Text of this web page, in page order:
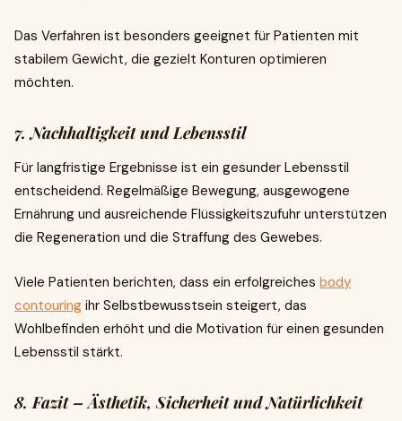
Das Verfahren ist besonders geeignet für Patienten mit
stabilem Gewicht, die gezielt Konturen optimieren
möchten.
7. Nachhaltigkeit und Lebensstil
Für langfristige Ergebnisse ist ein gesunder Lebensstil
entscheidend. Regelmäßige Bewegung, ausgewogene
Ernährung und ausreichende Flüssigkeitszufuhr unterstützen
die Regeneration und die Straffung des Gewebes.
Viele Patienten berichten, dass ein erfolgreiches body
contouring ihr Selbstbewusstsein steigert, das
Wohlbefinden erhöht und die Motivation für einen gesunden
Lebensstil stärkt.
8. Fazit – Ästhetik, Sicherheit und Natürlichkeit